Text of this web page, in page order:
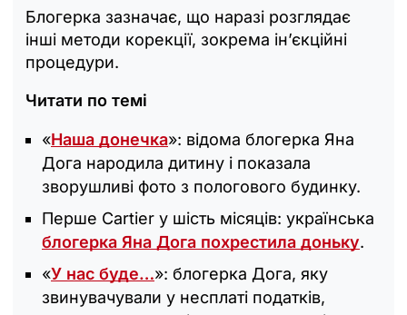
Блогерка зазначає, що наразі розглядає
інші методи корекції, зокрема ін’єкційні
процедури.
Читати по темі
«Наша донечка»: відома блогерка Яна
Дога народила дитину і показала
зворушливі фото з пологового будинку.
Перше Cartier у шість місяців: українська
блогерка Яна Дога похрестила доньку.
«У нас буде…»: блогерка Дога, яку
звинувачували у несплаті податків,